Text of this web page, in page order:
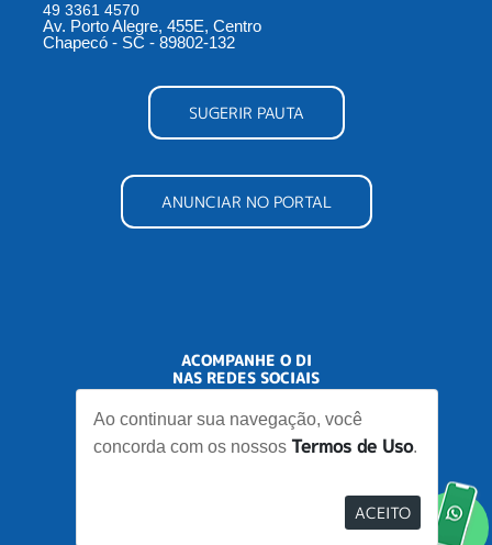
Ao continuar sua navegação, você
concorda com os nossos Termos de Uso.
ACEITO
49 3361 4570
Av. Porto Alegre, 455E, Centro
Chapecó - SC - 89802-132
SUGERIR PAUTA
ANUNCIAR NO PORTAL
ACOMPANHE O DI
NAS REDES SOCIAIS